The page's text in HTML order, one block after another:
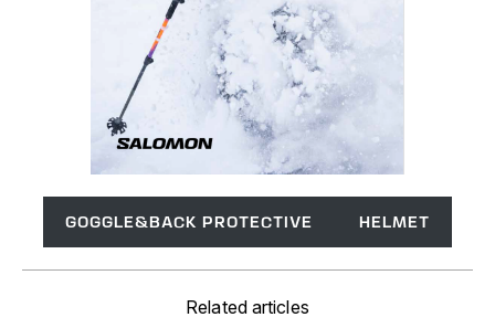
GOGGLE&BACK PROTECTIVE HELMET
Related articles